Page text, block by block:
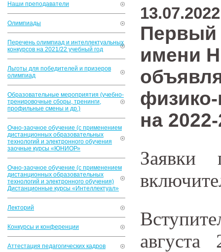
Наши преподаватели
Олимпиады
Перечень олимпиад и интеллектуальных
конкурсов на 2021/22 учебный год
Льготы для победителей и призеров
олимпиад
Образовательные мероприятия (учебно-
тренировочные сборы, тренинги,
профильные смены и др.)
Очно-заочное обучение (с применением
дистанционных образовательных
технологий и электронного обучения
заочные курсы «ЮНИОР»
Очно-заочное обучение (с применением
дистанционных образовательных
технологий и электронного обучения)
Дистанционные курсы «Интеллектуал»
Лекторий
Конкурсы и конференции
Аттестация педагогических кадров
13.07.2022
Первый
имени
на
Заявки